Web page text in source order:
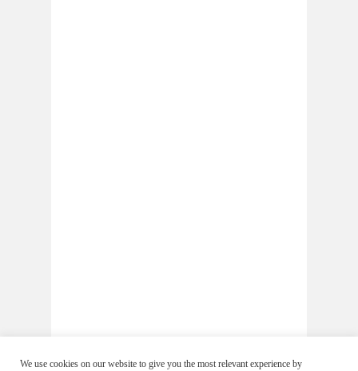
We use cookies on our website to give you the most relevant experience by